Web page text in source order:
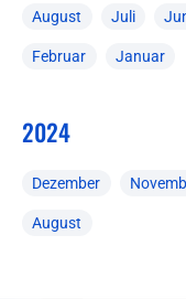
August Juli
Februar Januar
2024
Dezember
August